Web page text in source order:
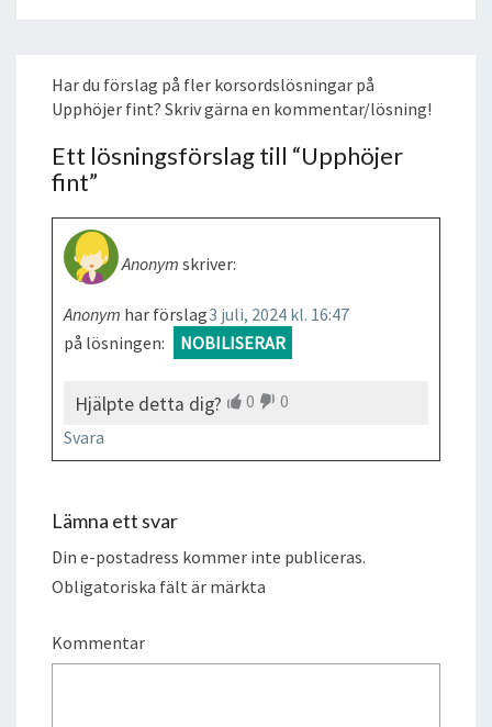
Har du förslag på fler korsordslösningar på
Upphöjer fint? Skriv gärna en kommentar/lösning!
Ett lösningsförslag till “Upphöjer
fint”
Anonym skriver:
3 juli, 2024 kl. 16:47
Anonym har förslag
på lösningen:
NOBILISERAR
Hjälpte detta dig? 0
0
Svara
Lämna ett svar
Din e-postadress kommer inte publiceras.
Obligatoriska fält är märkta
Kommentar